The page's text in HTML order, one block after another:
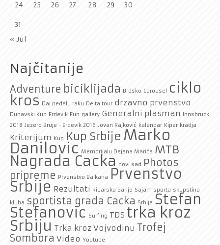
24 25 26 27 28 29 30
31
« Jul
Najčitanije
Adventure biciklijada Brdsko Carousel ciklo
kros Daj pedalu raku Delta tour drzavno prvenstvo
Dunavski Kup Erdevik Fun gallery Generalni plasman
Innsbruck
2018 Jezero Bruje - Erdevik 2016 Jovan Rajković kalendar Kipar kradja
Kriterijum Kup Kup Srbije Marko
Danilovic Memorijalu Dejana Marića MTB
Nagrada Cacka novi sad
Photos
pripreme
Prvenstvo Balkana Prvenstvo
Srbije Rezultati Ribarska Banja Sajam sporta skupstina
kluba sportista grada Cacka Srbije Stefan
Stefanovic Surfing TDS trka kroz
Srbiju Trka kroz Vojvodinu Trofej
Sombora Video Youtube